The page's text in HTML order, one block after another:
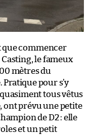
que commencer
le fameux
mètres du
pour s’y
quasiment tous vêtus
ont prévu une petite
de D2 : elle
et un petit